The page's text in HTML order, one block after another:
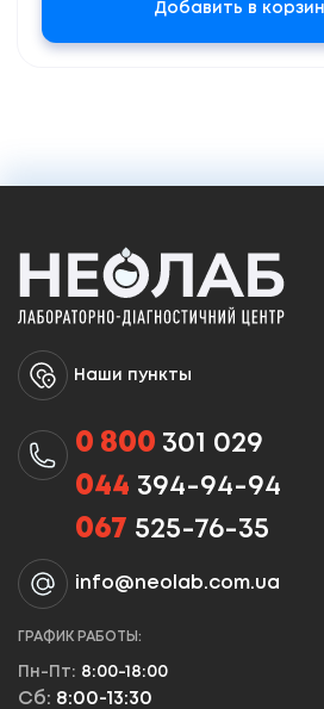
Добавить в
Наши пункты
0 800 301 029
044 394-94-94
067 525-76-35
info@neolab.com.ua
ГРАФИК РАБОТЫ:
Пн-Пт: 8:00-18:00
Сб: 8:00-13:30